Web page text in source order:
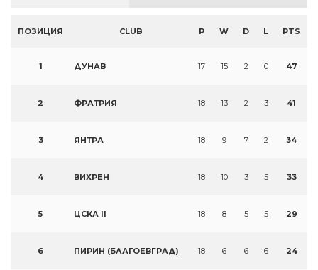
ПОЗИЦИЯ CLUB P W D L PTS
1 ДУНАВ 17 15 2 0 47
2 ФРАТРИЯ 18 13 2 3 41
3 ЯНТРА 18 9 7 2 34
4 ВИХРЕН 18 10 3 5 33
5 ЦСКА II 18 8 5 5 29
6 ПИРИН (БЛАГОЕВГРАД) 18 6 6 6 24